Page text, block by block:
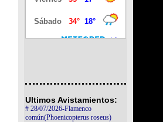
Ultimos Avistamientos:
# 28/07/2026-Flamenco
común(Phoenicopterus roseus)